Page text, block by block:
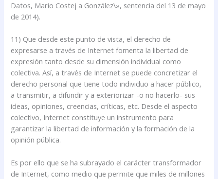
Datos, Mario Costej a González\», sentencia del 13 de mayo
de 2014).
11) Que desde este punto de vista, el derecho de
expresarse a través de Internet fomenta la libertad de
expresión tanto desde su dimensión individual como
colectiva. Así, a través de Internet se puede concretizar el
derecho personal que tiene todo individuo a hacer público,
a transmitir, a difundir y a exteriorizar -o no hacerlo- sus
ideas, opiniones, creencias, críticas, etc. Desde el aspecto
colectivo, Internet constituye un instrumento para
garantizar la libertad de información y la formación de la
opinión pública.
Es por ello que se ha subrayado el carácter transformador
de Internet, como medio que permite que miles de millones